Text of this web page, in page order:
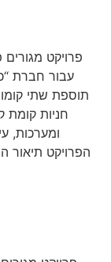
פרויקט
חניות קומת
ומערכות,